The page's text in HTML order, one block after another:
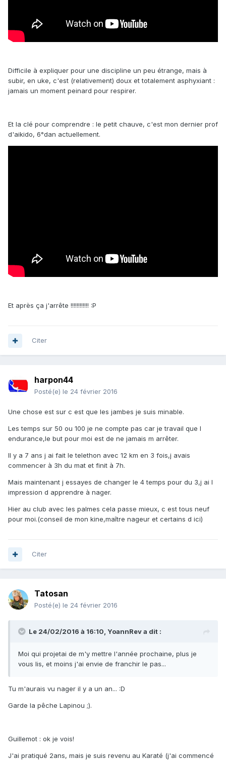
Difficile à expliquer pour une discipline un peu étrange, mais à
subir, en uke, c'est (relativement) doux et totalement asphyxiant :
jamais un moment peinard pour respirer.
Et la clé pour comprendre : le petit chauve, c'est mon dernier prof
d'aikido, 6°dan actuellement.
Et après ça j'arrête !!!!!!!!!!!! :P
Citer
harpon44
Posté(e) le 24 février 2016
Une chose est sur c est que les jambes je suis minable.
Les temps sur 50 ou 100 je ne compte pas car je travail que l
endurance,le but pour moi est de ne jamais m arrêter.
Il y a 7 ans j ai fait le telethon avec 12 km en 3 fois,j avais
commencer à 3h du mat et finit à 7h.
Mais maintenant j essayes de changer le 4 temps pour du 3,j ai l
impression d apprendre à nager.
Hier au club avec les palmes cela passe mieux, c est tous neuf
pour moi.(conseil de mon kine,maître nageur et certains d ici)
Citer
Tatosan
Posté(e) le 24 février 2016
Le 24/02/2016 à 16:10, YoannRev a dit :
Moi qui projetai de m'y mettre l'année prochaine, plus je
vous lis, et moins j'ai envie de franchir le pas...
Tu m'aurais vu nager il y a un an... :D
Garde la pêche Lapinou ;).
Guillemot : ok je vois!
J'ai pratiqué 2ans, mais je suis revenu au Karaté (j'ai commencé